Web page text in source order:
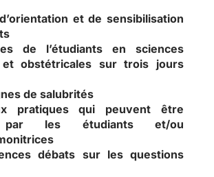
et de sensibilisation
de l’étudiants en sciences
et obstétricales sur trois jours
de salubrités
pratiques qui peuvent être
par les étudiants et/ou
débats sur les questions